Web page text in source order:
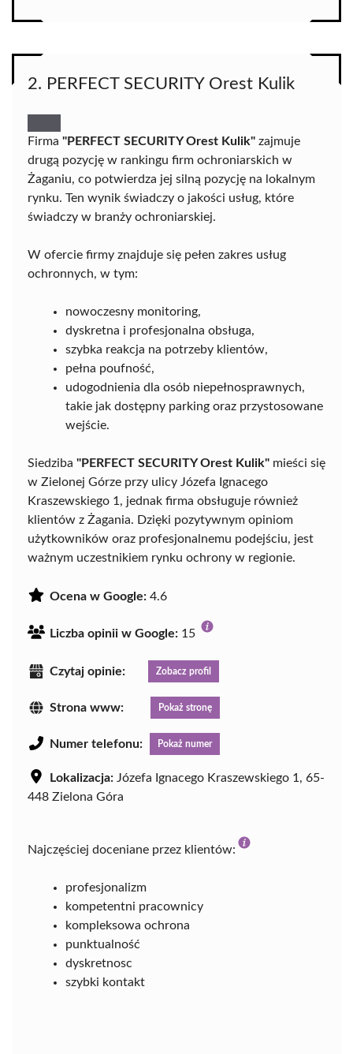
2. PERFECT SECURITY Orest Kulik
Firma "PERFECT SECURITY Orest Kulik" zajmuje
drugą pozycję w rankingu firm ochroniarskich w
Żaganiu, co potwierdza jej silną pozycję na lokalnym
rynku. Ten wynik świadczy o jakości usług, które
świadczy w branży ochroniarskiej.
W ofercie firmy znajduje się pełen zakres usług
ochronnych, w tym:
nowoczesny monitoring,
dyskretna i profesjonalna obsługa,
szybka reakcja na potrzeby klientów,
pełna poufność,
udogodnienia dla osób niepełnosprawnych,
takie jak dostępny parking oraz przystosowane
wejście.
Siedziba "PERFECT SECURITY Orest Kulik" mieści się
w Zielonej Górze przy ulicy Józefa Ignacego
Kraszewskiego 1, jednak firma obsługuje również
klientów z Żagania. Dzięki pozytywnym opiniom
użytkowników oraz profesjonalnemu podejściu, jest
ważnym uczestnikiem rynku ochrony w regionie.
Ocena w Google: 4.6
Liczba opinii w Google: 15
Czytaj opinie: Zobacz profil
Strona www: Pokaż stronę
Numer telefonu: Pokaż numer
Lokalizacja: Józefa Ignacego Kraszewskiego 1, 65-
448 Zielona Góra
Najczęściej doceniane przez klientów:
profesjonalizm
kompetentni pracownicy
kompleksowa ochrona
punktualność
dyskretnosc
szybki kontakt